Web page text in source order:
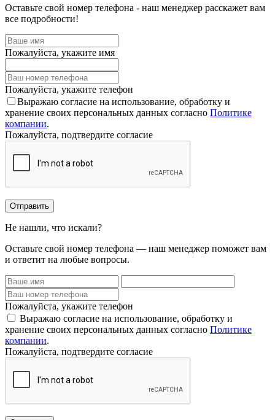
Оставьте свой номер телефона - наш менеджер расскажет вам
все подробности!
Пожалуйста, укажите имя
Пожалуйста, укажите телефон
Выражаю согласие на использование, обработку и
хранение своих персональных данных согласно Политике
компании.
Пожалуйста, подтвердите согласие
Отправить
Не нашли, что искали?
Оставьте свой номер телефона — наш менеджер поможет вам
и ответит на любые вопросы.
Пожалуйста, укажите телефон
Выражаю согласие на использование, обработку и
хранение своих персональных данных согласно Политике
компании.
Пожалуйста, подтвердите согласие